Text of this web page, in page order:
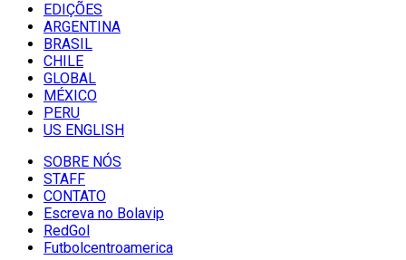
EDIÇÕES
ARGENTINA
BRASIL
CHILE
GLOBAL
MÉXICO
PERU
US ENGLISH
SOBRE NÓS
STAFF
CONTATO
Escreva no Bolavip
RedGol
Futbolcentroamerica